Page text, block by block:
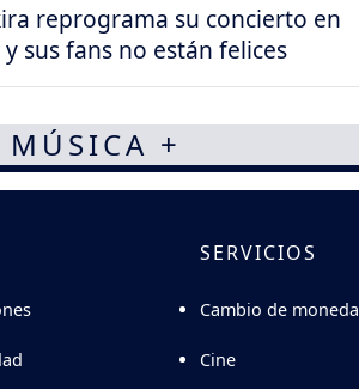
reprograma su concierto en
y sus fans no están felices
+
SERVICIOS
Cambio de moneda
Cine